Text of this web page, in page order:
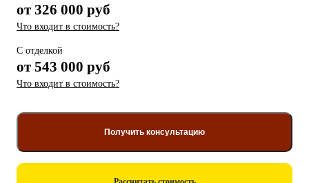
от 326 000 руб
Что входит в стоимость?
С отделкой
от 543 000 руб
Что входит в стоимость?
Получить консультацию